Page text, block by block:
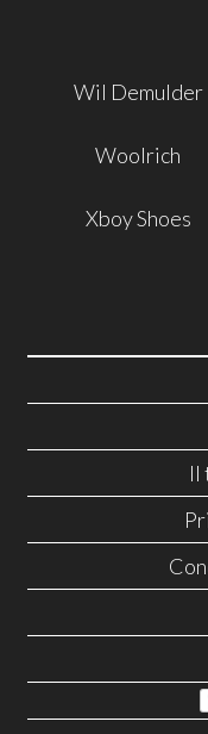
Wil Demulder
Woolrich
Xboy Shoes
Il